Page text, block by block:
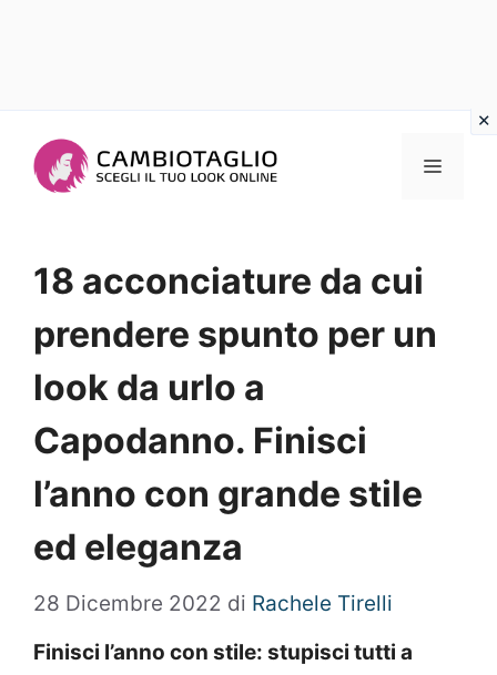
Menu
18 acconciature da cui
prendere spunto per un
look da urlo a
Capodanno. Finisci
l’anno con grande stile
ed eleganza
28 Dicembre 2022 di Rachele Tirelli
Finisci l’anno con stile: stupisci tutti a